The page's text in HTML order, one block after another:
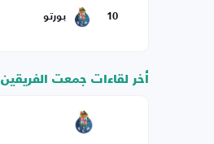
10 بورتو
أخر لقاءات جمعت الفريقين